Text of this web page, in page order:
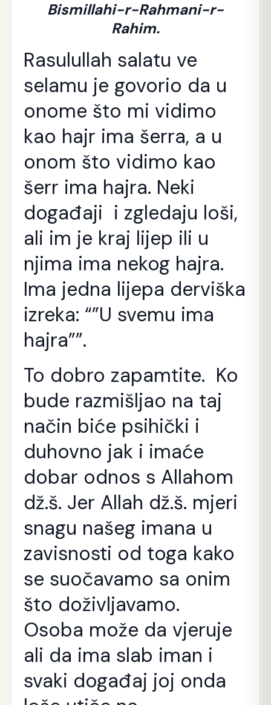
Bismillahi-r-Rahmani-r-
Rahim.
Rasulullah salatu ve
selamu je govorio da u
onome što mi vidimo
kao hajr ima šerra, a u
onom što vidimo kao
šerr ima hajra. Neki
događaji i zgledaju loši,
ali im je kraj lijep ili u
njima ima nekog hajra.
Ima jedna lijepa derviška
izreka: “”U svemu ima
hajra””.
To dobro zapamtite. Ko
bude razmišljao na taj
način biće psihički i
duhovno jak i imaće
dobar odnos s Allahom
dž.š. Jer Allah dž.š. mjeri
snagu našeg imana u
zavisnosti od toga kako
se suočavamo sa onim
što doživljavamo.
Osoba može da vjeruje
ali da ima slab iman i
svaki događaj joj onda